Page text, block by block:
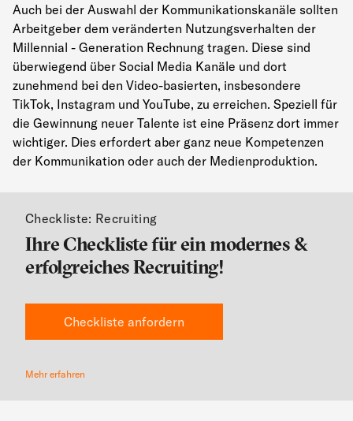
Auch bei der Auswahl der Kommunikationskanäle sollten
Arbeitgeber dem veränderten Nutzungsverhalten der
Millennial - Generation Rechnung tragen. Diese sind
überwiegend über Social Media Kanäle und dort
zunehmend bei den Video-basierten, insbesondere
TikTok, Instagram und YouTube, zu erreichen. Speziell für
die Gewinnung neuer Talente ist eine Präsenz dort immer
wichtiger. Dies erfordert aber ganz neue Kompetenzen
der Kommunikation oder auch der Medienproduktion.
Checkliste: Recruiting
Ihre Checkliste für ein modernes &
erfolgreiches Recruiting!
Checkliste anfordern
Mehr erfahren